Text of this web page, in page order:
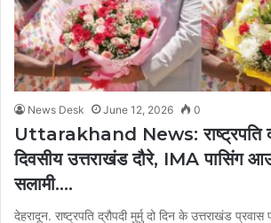
News Desk June 12, 2026 0
Uttarakhand News: राष्ट्रपति
दिवसीय उत्तराखंड दौरे, IMA पासिंग
सलामी….
देहरादून. राष्ट्रपति द्रौपदी मुर्मु दो दिन के उत्तराखंड